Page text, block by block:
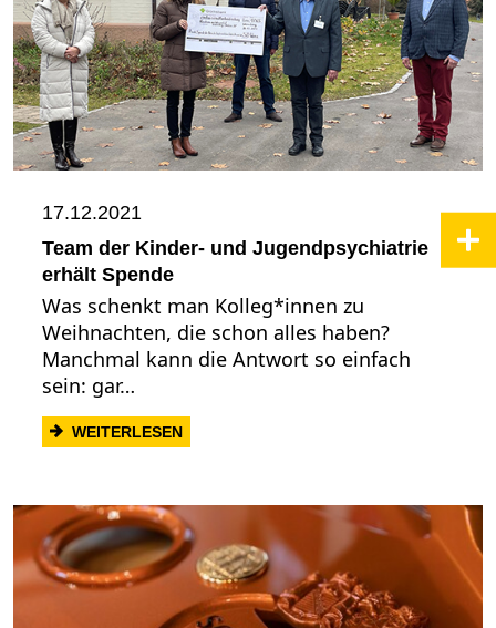
17.12.2021
Team der Kinder- und Jugendpsychiatrie
erhält Spende
Was schenkt man Kolleg*innen zu
Weihnachten, die schon alles haben?
Manchmal kann die Antwort so einfach
sein: gar…
WEITERLESEN: TEAM DER KINDER- UND